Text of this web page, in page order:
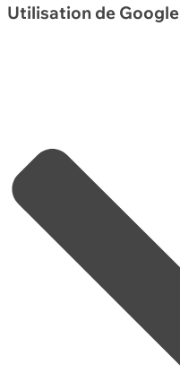
Utilisation de Google